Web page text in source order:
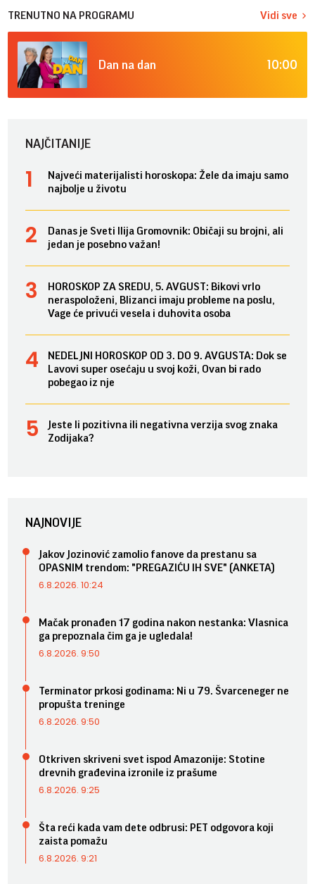
TRENUTNO NA PROGRAMU Vidi sve
Dan na dan 10:00
NAJČITANIJE
Najveći materijalisti horoskopa: Žele da imaju samo
najbolje u životu
Danas je Sveti Ilija Gromovnik: Običaji su brojni, ali
jedan je posebno važan!
HOROSKOP ZA SREDU, 5. AVGUST: Bikovi vrlo
neraspoloženi, Blizanci imaju probleme na poslu,
Vage će privući vesela i duhovita osoba
NEDELJNI HOROSKOP OD 3. DO 9. AVGUSTA: Dok se
Lavovi super osećaju u svoj koži, Ovan bi rado
pobegao iz nje
Jeste li pozitivna ili negativna verzija svog znaka
Zodijaka?
NAJNOVIJE
Jakov Jozinović zamolio fanove da prestanu sa
OPASNIM trendom: "PREGAZIĆU IH SVE" (ANKETA)
6.8.2026. 10:24
Mačak pronađen 17 godina nakon nestanka: Vlasnica
ga prepoznala čim ga je ugledala!
6.8.2026. 9:50
Terminator prkosi godinama: Ni u 79. Švarceneger ne
propušta treninge
6.8.2026. 9:50
Otkriven skriveni svet ispod Amazonije: Stotine
drevnih građevina izronile iz prašume
6.8.2026. 9:25
Šta reći kada vam dete odbrusi: PET odgovora koji
zaista pomažu
6.8.2026. 9:21